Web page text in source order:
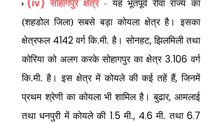
(iv)सोहागपुर क्षेत्र -यह भूतपूर्व रीवा राज्य का
(शहडोल जिला) सबसे बड़ा कोयला क्षेत्र है। इसका
क्षेत्रफल 4142 वर्ग कि.मी. है। सोनहट,झिलमिली तथा
कोरिया को अलग करके सोहागपुर का क्षेत्र 3.106 वर्ग
कि.मी. है। इस क्षेत्र में कोयले की कई तहें हैं,जिनमें
प्रथम श्रेणी का कोयला भी शामिल है। बुढार,आमलाई
तथा धनपुरी में कोयले की 1.5 मी., 4.6 मी. तथा 6.7